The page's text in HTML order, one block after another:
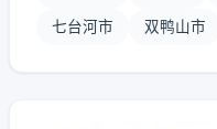
七台河市 双鸭山市